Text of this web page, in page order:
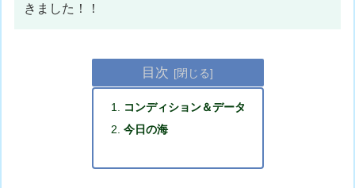
きました！！
目次
コンディション＆データ
今日の海